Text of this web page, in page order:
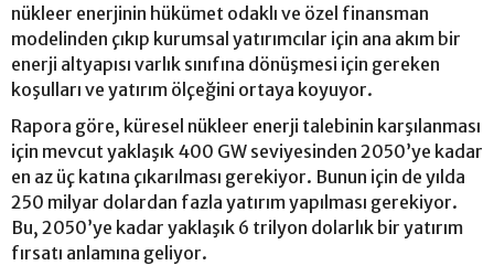
nükleer enerjinin hükümet odaklı ve özel finansman
modelinden çıkıp kurumsal yatırımcılar için ana akım bir
enerji altyapısı varlık sınıfına dönüşmesi için gereken
koşulları ve yatırım ölçeğini ortaya koyuyor.
Rapora göre, küresel nükleer enerji talebinin karşılanması
için mevcut yaklaşık 400 GW seviyesinden 2050’ye kadar
en az üç katına çıkarılması gerekiyor. Bunun için de yılda
250 milyar dolardan fazla yatırım yapılması gerekiyor.
Bu, 2050’ye kadar yaklaşık 6 trilyon dolarlık bir yatırım
fırsatı anlamına geliyor.